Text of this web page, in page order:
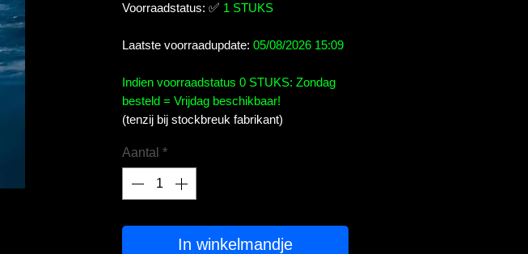
Voorraadstatus: ✅ 1 STUKS
Laatste voorraadupdate: 05/08/2026 15:09
Indien voorraadstatus 0 STUKS: Zondag
besteld = Vrijdag beschikbaar!
(tenzij bij stockbreuk fabrikant)
Aantal *
In winkelmandje